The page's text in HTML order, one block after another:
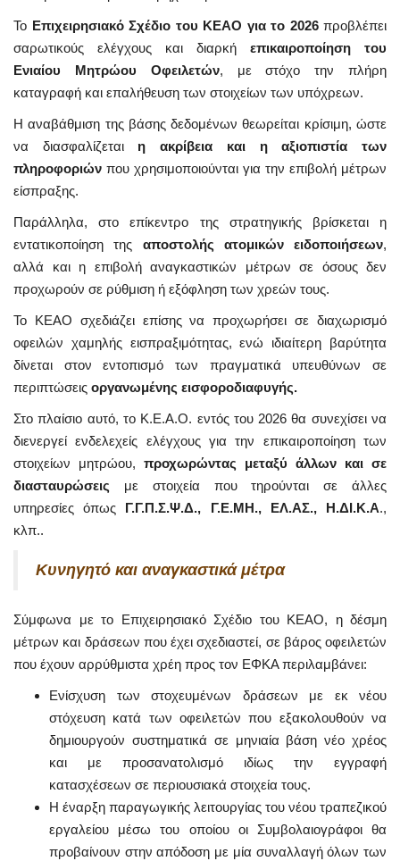
Το Επιχειρησιακό Σχέδιο του ΚΕΑΟ για το 2026 προβλέπει
σαρωτικούς ελέγχους και διαρκή επικαιροποίηση του
Ενιαίου Μητρώου Οφειλετών, με στόχο την πλήρη
καταγραφή και επαλήθευση των στοιχείων των υπόχρεων.
Η αναβάθμιση της βάσης δεδομένων θεωρείται κρίσιμη, ώστε
να διασφαλίζεται η ακρίβεια και η αξιοπιστία των
πληροφοριών που χρησιμοποιούνται για την επιβολή μέτρων
είσπραξης.
Παράλληλα, στο επίκεντρο της στρατηγικής βρίσκεται η
εντατικοποίηση της αποστολής ατομικών ειδοποιήσεων,
αλλά και η επιβολή αναγκαστικών μέτρων σε όσους δεν
προχωρούν σε ρύθμιση ή εξόφληση των χρεών τους.
Το ΚΕΑΟ σχεδιάζει επίσης να προχωρήσει σε διαχωρισμό
οφειλών χαμηλής εισπραξιμότητας, ενώ ιδιαίτερη βαρύτητα
δίνεται στον εντοπισμό των πραγματικά υπευθύνων σε
περιπτώσεις οργανωμένης εισφοροδιαφυγής.
Στο πλαίσιο αυτό, το Κ.Ε.Α.Ο. εντός του 2026 θα συνεχίσει να
διενεργεί ενδελεχείς ελέγχους για την επικαιροποίηση των
στοιχείων μητρώου, προχωρώντας μεταξύ άλλων και σε
διασταυρώσεις με στοιχεία που τηρούνται σε άλλες
υπηρεσίες όπως Γ.Γ.Π.Σ.Ψ.Δ., Γ.Ε.ΜΗ., ΕΛ.ΑΣ., Η.ΔΙ.Κ.Α.,
κλπ..
Κυνηγητό και αναγκαστικά μέτρα
Σύμφωνα με το Επιχειρησιακό Σχέδιο του ΚΕΑΟ, η δέσμη
μέτρων και δράσεων που έχει σχεδιαστεί, σε βάρος οφειλετών
που έχουν αρρύθμιστα χρέη προς τον ΕΦΚΑ περιλαμβάνει:
Ενίσχυση των στοχευμένων δράσεων με εκ νέου
στόχευση κατά των οφειλετών που εξακολουθούν να
δημιουργούν συστηματικά σε μηνιαία βάση νέο χρέος
και με προσανατολισμό ιδίως την εγγραφή
κατασχέσεων σε περιουσιακά στοιχεία τους.
Η έναρξη παραγωγικής λειτουργίας του νέου τραπεζικού
εργαλείου μέσω του οποίου οι Συμβολαιογράφοι θα
προβαίνουν στην απόδοση με μία συναλλαγή όλων των